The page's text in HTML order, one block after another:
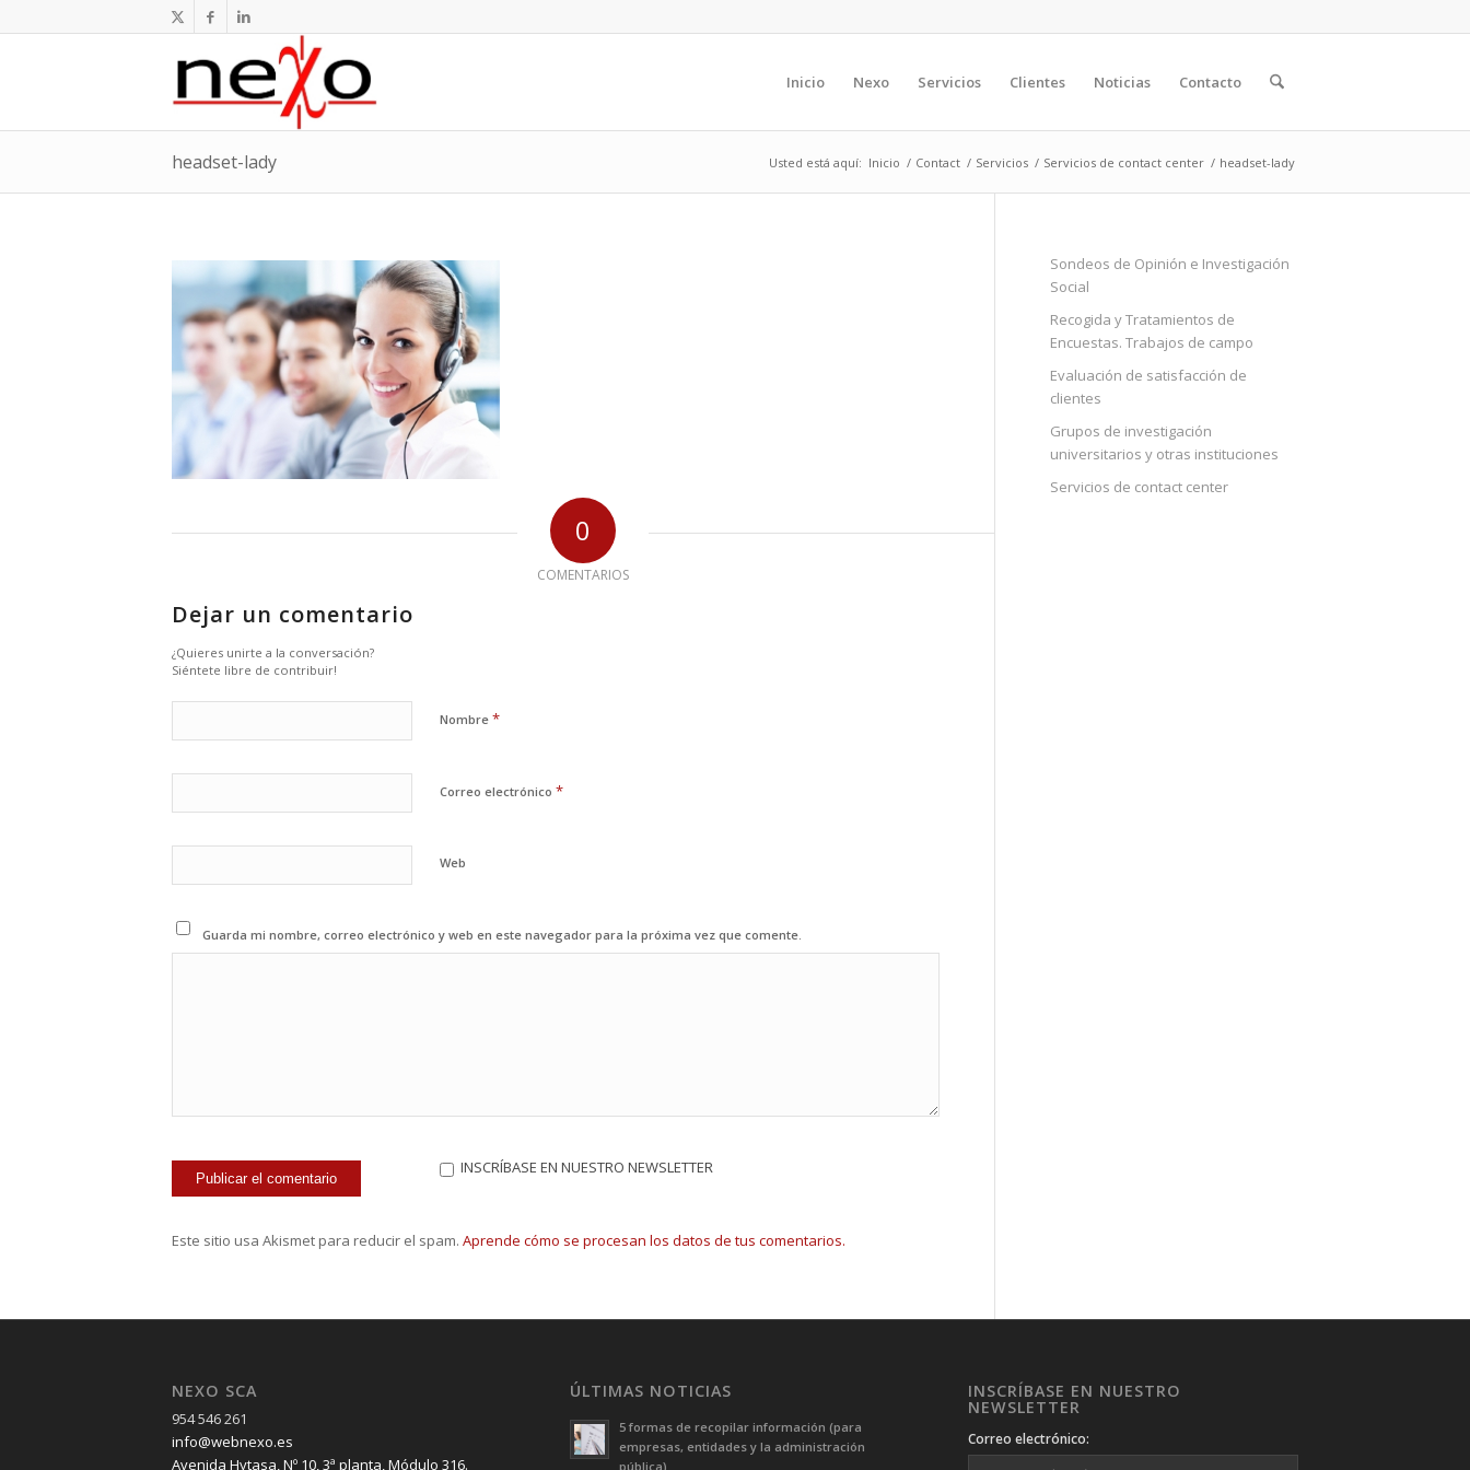
Inicio Nexo Servicios Clientes Noticias Contacto
headset-lady Usted está aquí: Inicio / Contact / Servicios / Servicios de contact center / headset-lady
0
COMENTARIOS
Dejar un comentario
¿Quieres unirte a la conversación?
Siéntete libre de contribuir!
Nombre *
Correo electrónico *
Web
Guarda mi nombre, correo electrónico y web en este navegador para la próxima vez que comente.
INSCRÍBASE EN NUESTRO NEWSLETTER
Este sitio usa Akismet para reducir el spam. Aprende cómo se procesan los datos de tus comentarios.
Sondeos de Opinión e Investigación
Social
Recogida y Tratamientos de
Encuestas. Trabajos de campo
Evaluación de satisfacción de
clientes
Grupos de investigación
universitarios y otras instituciones
Servicios de contact center
NEXO SCA
954 546 261
info@webnexo.es
Avenida Hytasa, Nº 10, 3ª planta, Módulo 316.
ÚLTIMAS NOTICIAS
5 formas de recopilar información (para
empresas, entidades y la administración
pública)
INSCRÍBASE EN NUESTRO
NEWSLETTER
Correo electrónico: